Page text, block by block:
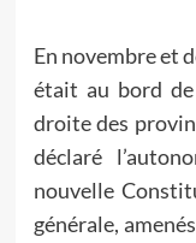
En novembre et
était au bord de
droite des
déclaré
nouvelle
générale,